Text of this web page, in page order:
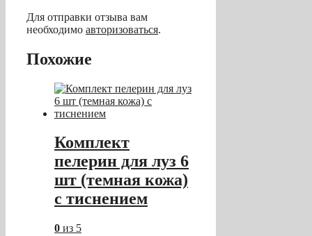
Для отправки отзыва вам
необходимо авторизоваться.
Похожие
Комплект
пелерин для луз 6
шт (темная кожа)
с тиснением
0 из 5